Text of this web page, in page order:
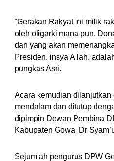
“Gerakan Rakyat ini milik
oleh oligarki mana pun.
dan yang akan
Presiden, insya Allah,
pungkas Asri.
Acara kemudian dilanjutkan
mendalam dan ditutup
dipimpin Dewan Pembina
Kabupaten Gowa, Dr
Sejumlah pengurus DPW